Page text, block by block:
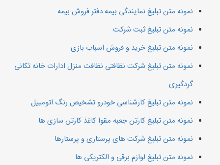
نمونه متن تبلیغ نمایندگی بیمه دفتر فروش بیمه
نمونه متن تبلیغ ثبت شرکت
نمونه متن تبلیغ خرید و فروش اسباب بازی
نمونه متن تبلیغ شرکت نظافتی نظافت منزل ادارات خانه تکانی
گردگیری
نمونه متن تبلیغ کارشناسی خودرو تشخیص رنگ اتومبیل
نمونه متن تبلیغ کارتن جعبه مقوا کاغذ کارتن سازی ها
نمونه متن تبلیغ شرکت های پرستاری و پرستارها
نمونه متن تبلیغ لوازم برقی و الکتریکی ها